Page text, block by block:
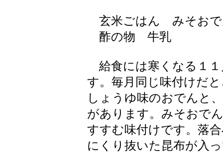
玄米ごはん みそお
酢の物 牛乳
給食には寒くなる１
す。毎月同じ味付けだ
しょうゆ味のおでんと
があります。みそおで
すすむ味付けです。落
にくり抜いた昆布が入